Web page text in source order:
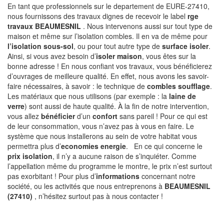
En tant que professionnels sur le departement de EURE-27410,
nous fournissons des travaux dignes de recevoir le label rge
travaux BEAUMESNIL . Nous intervenons aussi sur tout type de
maison et même sur l’isolation combles. Il en va de même pour
l’isolation sous-sol, ou pour tout autre type de surface isoler.
Ainsi, si vous avez besoin d’isoler maison, vous êtes sur la
bonne adresse ! En nous confiant vos travaux, vous bénéficierez
d’ouvrages de meilleure qualité. En effet, nous avons les savoir-
faire nécessaires, à savoir : le technique de combles soufflage.
Les matériaux que nous utilisons (par exemple : la laine de
verre) sont aussi de haute qualité. À la fin de notre intervention,
vous allez bénéficierd’un confort sans pareil ! Pour ce qui est
de leur consommation, vous n’avez pas à vous en faire. Le
système que nous installerons au sein de votre habitat vous
permettra plus d’economies energie. En ce qui concerne le
prix isolation, il n’y a aucune raison de s’inquiéter. Comme
l’appellation même du programme le montre, le prix n’est surtout
pas exorbitant ! Pour plus d’informations concernant notre
société, ou les activités que nous entreprenons à BEAUMESNIL
(27410) , n’hésitez surtout pas à nous contacter !